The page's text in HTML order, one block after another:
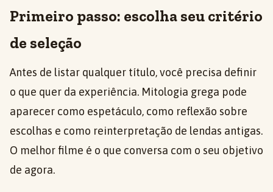
Primeiro passo: escolha seu critério
de seleção
Antes de listar qualquer título, você precisa definir
o que quer da experiência. Mitologia grega pode
aparecer como espetáculo, como reflexão sobre
escolhas e como reinterpretação de lendas antigas.
O melhor filme é o que conversa com o seu objetivo
de agora.